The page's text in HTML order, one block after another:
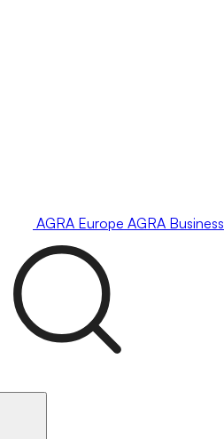
AGRA Europe AGRA Business